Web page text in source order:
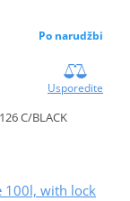
Po narudžbi
Usporedite
C/BLACK
100l, with lock